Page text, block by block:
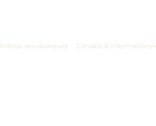
Prévoir ses obsèques Conseils & Informations